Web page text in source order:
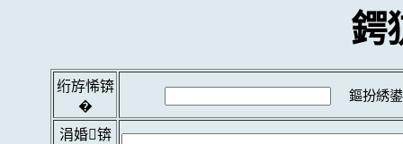
鍔
绗斿悕锛
�
鏂扮綉
涓婚锛